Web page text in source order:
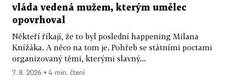
vláda vedená mužem, kterým umělec
opovrhoval
Někteří říkají, že to byl poslední happening Milana
Knížáka. A něco na tom je. Pohřeb se státními poctami
organizovaný těmi, kterými slavný...
7. 8. 2026 ▪ 4 min. čtení